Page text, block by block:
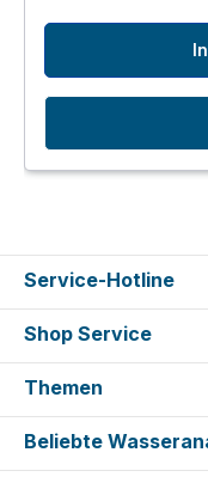
Service-Hotline
Shop Service
Themen
Beliebte